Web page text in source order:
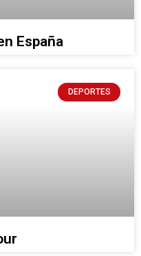
España
DEPORTES